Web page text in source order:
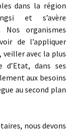
dans la région
et s’avère
organismes
de l’appliquer
avec la plus
dans ses
aux besoins
au second plan
nous devons